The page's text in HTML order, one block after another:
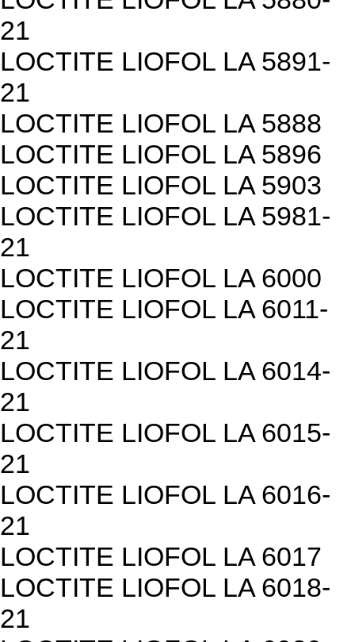
21
LOCTITE LIOFOL LA 5891-
21
LOCTITE LIOFOL LA 5888
LOCTITE LIOFOL LA 5896
LOCTITE LIOFOL LA 5903
LOCTITE LIOFOL LA 5981-
21
LOCTITE LIOFOL LA 6000
LOCTITE LIOFOL LA 6011-
21
LOCTITE LIOFOL LA 6014-
21
LOCTITE LIOFOL LA 6015-
21
LOCTITE LIOFOL LA 6016-
21
LOCTITE LIOFOL LA 6017
LOCTITE LIOFOL LA 6018-
21